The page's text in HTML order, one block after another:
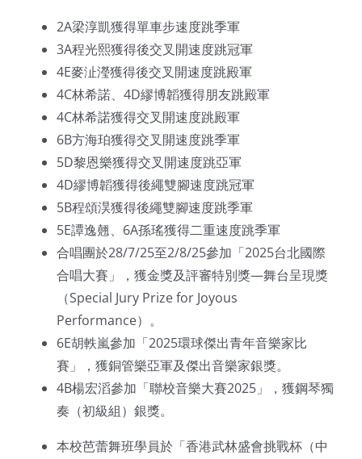
2A梁淳凱獲得單車步速度跳季軍
3A程光熙獲得後交叉開速度跳冠軍
4E麥沚瀅獲得後交叉開速度跳殿軍
4C林希諾、4D繆博韜獲得朋友跳殿軍
4C林希諾獲得交叉開速度跳殿軍
6B方海珀獲得交叉開速度跳季軍
5D黎恩樂獲得交叉開速度跳亞軍
4D繆博韜獲得後繩雙腳速度跳冠軍
5B程頌淏獲得後繩雙腳速度跳季軍
5E譚逸翹、6A孫瑤獲得二重速度跳季軍
合唱團於28/7/25至2/8/25參加「2025台北國際
合唱大賽」，獲金獎及評審特別獎—舞台呈現獎
（Special Jury Prize for Joyous
Performance）。
6E胡軼嵐參加「2025環球傑出青年音樂家比
賽」，獲銅管樂亞軍及傑出音樂家銀獎。
4B楊宏滔參加「聯校音樂大賽2025」，獲鋼琴獨
奏（初級組）銀獎。
本校芭蕾舞班學員於「香港武林盛會挑戰杯（中